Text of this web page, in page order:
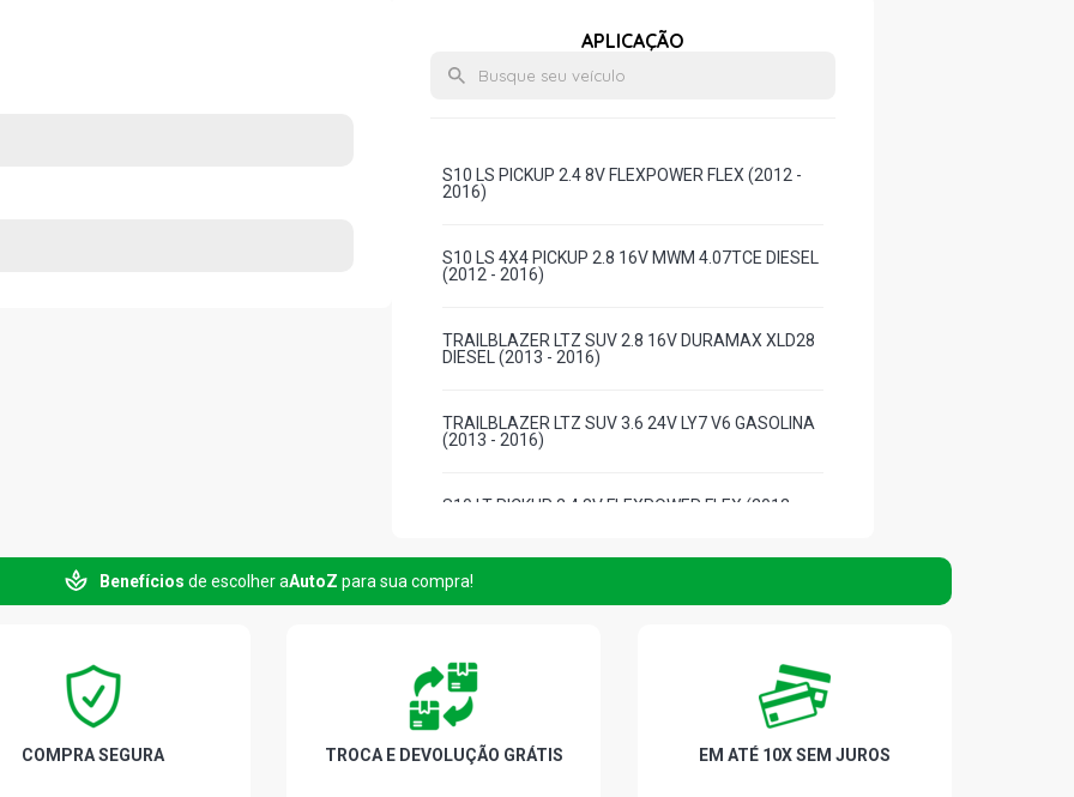
APLICAÇÃO
S10 LS PICKUP 2.4 8V FLEXPOWER FLEX (2012 -
2016)
S10 LS 4X4 PICKUP 2.8 16V MWM 4.07TCE DIESEL
(2012 - 2016)
TRAILBLAZER LTZ SUV 2.8 16V DURAMAX XLD28
DIESEL (2013 - 2016)
TRAILBLAZER LTZ SUV 3.6 24V LY7 V6 GASOLINA
(2013 - 2016)
S10 LT PICKUP 2.4 8V FLEXPOWER FLEX (2012 -
S10 LT PICKUP 2.8 16V DURAMAX XLD28 DIESEL
(2012 - 2016)
S10 LTZ PICKUP 2.8 16V DURAMAX XLD28 DIESEL
(2012 - 2016)
Benefícios de escolher aAutoZ para sua compra!
COMPRA SEGURA TROCA E DEVOLUÇÃO GRÁTIS EM ATÉ 10X SEM JUROS